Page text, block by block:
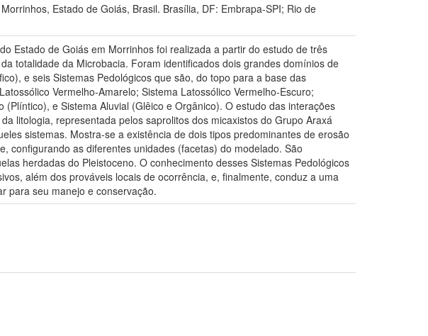
Estado de Goiás, Brasil. Brasília, DF: Embrapa-SPI; Rio de
Estado de Goiás em Morrinhos foi realizada a partir do estudo de três
totalidade da Microbacia. Foram identificados dois grandes domínios de
e seis Sistemas Pedológicos que são, do topo para a base das
Vermelho-Amarelo; Sistema Latossólico Vermelho-Escuro;
e Sistema Aluvial (Glêico e Orgânico). O estudo das interações
litologia, representada pelos saprolitos dos micaxistos do Grupo Araxá
sistemas. Mostra-se a existência de dois tipos predominantes de erosão
configurando as diferentes unidades (facetas) do modelado. São
herdadas do Pleistoceno. O conhecimento desses Sistemas Pedológicos
além dos prováveis locais de ocorrência, e, finalmente, conduz a uma
para seu manejo e conservação.